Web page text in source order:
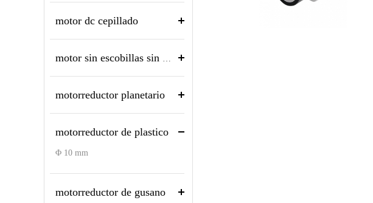
motor dc cepillado
motorreductor planetario
motorreductor de plastico
Φ 10 mm
motorreductor de gusano